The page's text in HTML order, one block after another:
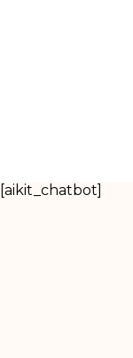
[aikit_chatbot]